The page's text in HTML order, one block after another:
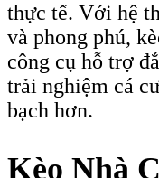
thực tế. Với hệ
và phong phú,
công cụ hỗ trợ
trải nghiệm cá
bạch hơn.
Kèo Nhà